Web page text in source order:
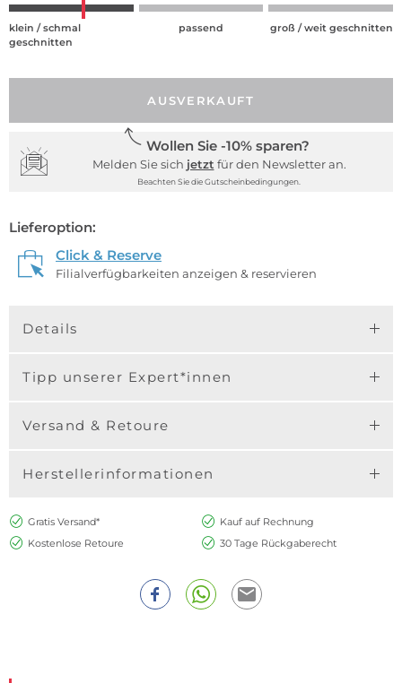
klein / schmal
geschnitten
passend groß / weit geschnitten
AUSVERKAUFT
Wollen Sie -10% sparen?
Melden Sie sich jetzt für den Newsletter an.
Beachten Sie die Gutscheinbedingungen.
Lieferoption:
Click & Reserve
Filialverfügbarkeiten anzeigen & reservieren
Details
Tipp unserer Expert*innen
Versand & Retoure
Herstellerinformationen
Gratis Versand*
Kauf auf Rechnung
Kostenlose Retoure
30 Tage Rückgaberecht